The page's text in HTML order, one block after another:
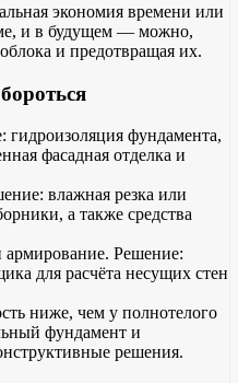
экономия времени или
и в будущем — можно,
и предотвращая их.
гидроизоляция фундамента,
фасадная отделка и
влажная резка или
а также средства
армирование. Решение:
для расчёта несущих стен
ниже, чем у полнотелого
фундамент и
решения.